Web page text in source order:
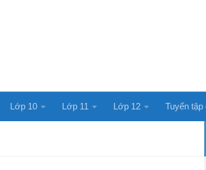
Lớp 10 Lớp 11 Lớp 12 Tuyển tập